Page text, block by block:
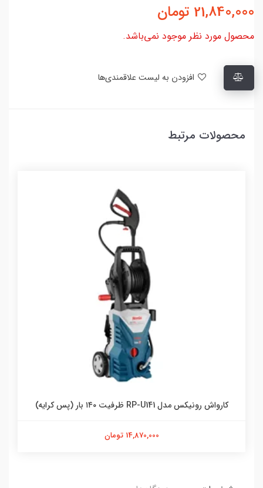
21,840,000 تومان
محصول مورد نظر موجود نمی‌باشد.
محصولات مرتبط
کارواش رونیکس مدل RP-U141 ظرفیت ۱۴۰ بار (پس کرایه)
14,870,000 تومان